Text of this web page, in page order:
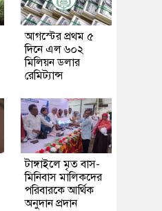
আগস্টের প্রথম ৫
দিনে এল ৬০২
মিলিয়ন ডলার
রেমিট্যান্স
টাঙ্গাইলে মৃত বাস-
মিনিবাস মালিকদের
পরিবারকে আর্থিক
অনুদান প্রদান